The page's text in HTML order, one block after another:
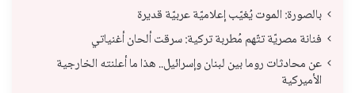
بالصورة: الموت يُغيّب إعلاميّة عربيّة قديرة
فنانة مصريّة تتّهم مُطربة تركية: سرقت ألحان أغنياتي
عن محادثات روما بين لبنان وإسرائيل.. هذا ما أعلنته الخارجية
الأميركية